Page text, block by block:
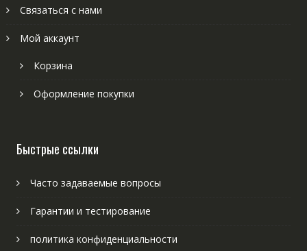
Связаться с нами
Мой аккаунт
Корзина
Оформление покупки
Быстрые ссылки
Часто задаваемые вопросы
Гарантии и тестирование
политика конфиденциальности